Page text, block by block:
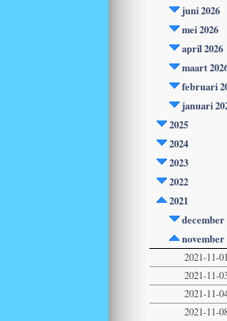
juni 2026
mei 2026
april 2026
maart
februari
januari
2025
2024
2023
2022
2021
december
november
2021-11-01
2021-11-
2021-11-
2021-11-